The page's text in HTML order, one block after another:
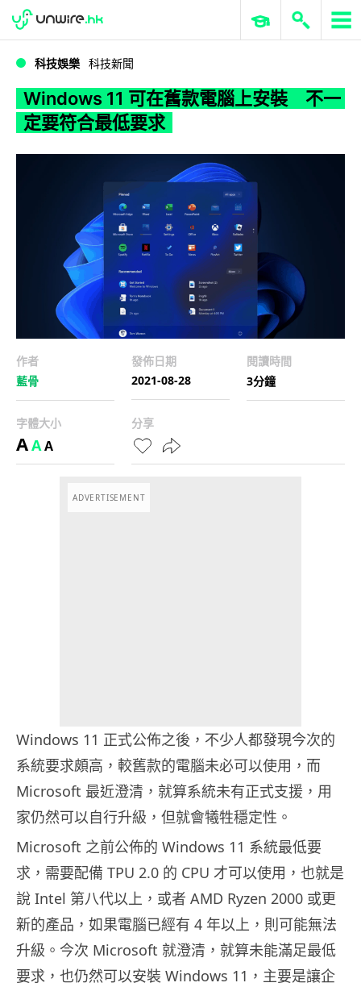
WWDC 2026 ERP 與商業 AI
科技娛樂 科技新聞
Windows 11 可在舊款電腦上安裝 不一
定要符合最低要求
作者
藍骨
發佈日期
2021-08-28
閱讀時間
3分鐘
字體大小
AAA
分享
ADVERTISEMENT
Windows 11 正式公佈之後，不少人都發現今次的
系統要求頗高，較舊款的電腦未必可以使用，而
Microsoft 最近澄清，就算系統未有正式支援，用
家仍然可以自行升級，但就會犧牲穩定性。
Microsoft 之前公佈的 Windows 11 系統最低要
求，需要配備 TPU 2.0 的 CPU 才可以使用，也就是
說 Intel 第八代以上，或者 AMD Ryzen 2000 或更
新的產品，如果電腦已經有 4 年以上，則可能無法
升級。今次 Microsoft 就澄清，就算未能滿足最低
要求，也仍然可以安裝 Windows 11，主要是讓企